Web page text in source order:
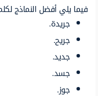
فيما يلي أفضل النماذج
جريدة.
جريح.
جديد.
جسد.
جوز.